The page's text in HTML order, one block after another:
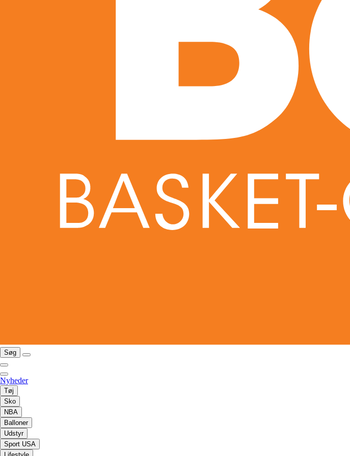
Søg
Nyheder
Tøj
Sko
NBA
Balloner
Udstyr
Sport USA